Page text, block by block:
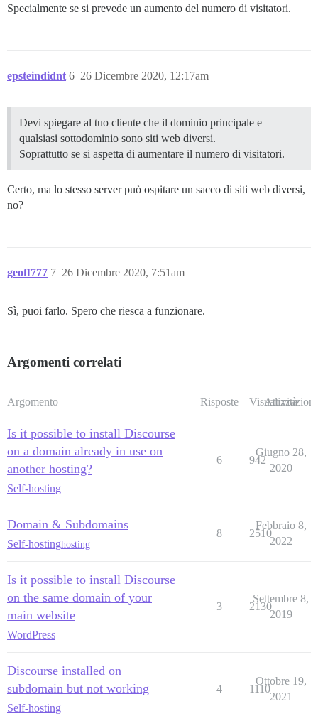
Specialmente se si prevede un aumento del numero di visitatori.
epsteindidnt 26 Dicembre 2020, 12:17am
6
Devi spiegare al tuo cliente che il dominio principale e
qualsiasi sottodominio sono siti web diversi.
Soprattutto se si aspetta di aumentare il numero di visitatori.
Certo, ma lo stesso server può ospitare un sacco di siti web diversi,
no?
geoff777 26 Dicembre 2020, 7:51am
7
Sì, puoi farlo. Spero che riesca a funzionare.
Argomenti correlati
Argomento Risposte Visualizzazioni
Attività
Is it possible to install Discourse
on a domain already in use on
another hosting?
Self-hosting
6 942
Giugno 28,
2020
Domain & Subdomains
Self-hostinghosting
8 2510
Febbraio 8,
2022
Is it possible to install Discourse
on the same domain of your
main website
WordPress
3 2130
Settembre 8,
2019
Discourse installed on
subdomain but not working
Self-hosting
4 1110
Ottobre 19,
2021